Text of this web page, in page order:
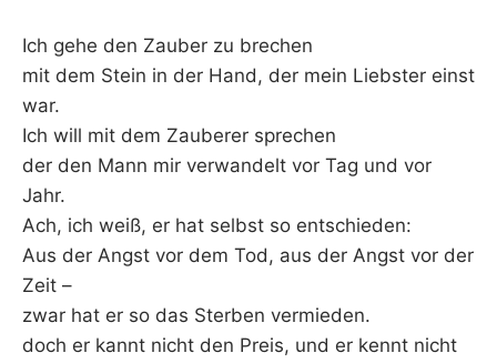
Ich gehe den Zauber zu brechen
mit dem Stein in der Hand, der mein Liebster einst
war.
Ich will mit dem Zauberer sprechen
der den Mann mir verwandelt vor Tag und vor
Jahr.
Ach, ich weiß, er hat selbst so entschieden:
Aus der Angst vor dem Tod, aus der Angst vor der
Zeit –
zwar hat er so das Sterben vermieden.
doch er kannt nicht den Preis, und er kennt nicht